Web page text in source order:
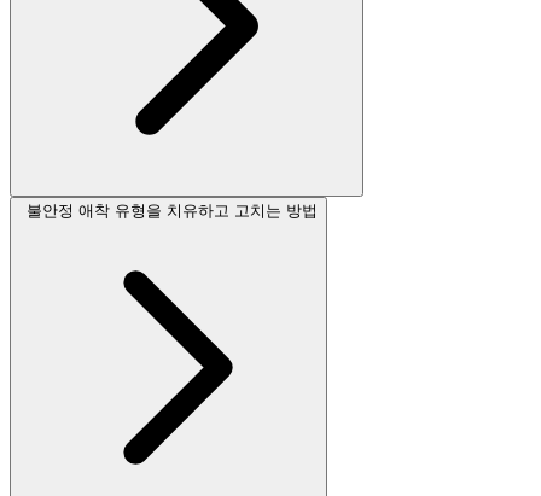
불안정 애착 유형을 치유하고 고치는 방법